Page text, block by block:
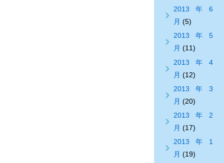
2013年6
月 (5)
2013年5
月 (11)
2013年4
月 (12)
2013年3
月 (20)
2013年2
月 (17)
2013年1
月 (19)